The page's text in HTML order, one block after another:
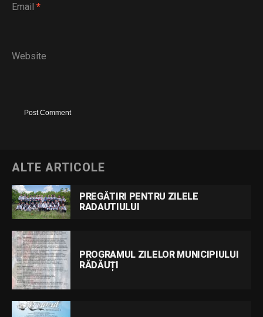
Email *
Website
ALTE ARTICOLE
PREGĂTIRI PENTRU ZILELE
RADAUTIULUI
PROGRAMUL ZILELOR MUNICIPIULUI
RĂDĂUȚI